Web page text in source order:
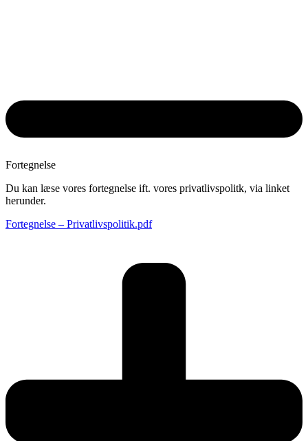
Fortegnelse
Du kan læse vores fortegnelse ift. vores privatlivspolitk, via linket
herunder.
Fortegnelse – Privatlivspolitik.pdf